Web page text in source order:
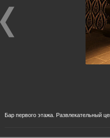
Бар первого этажа. Развлекательный